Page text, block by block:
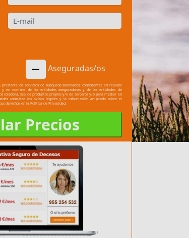
Aseguradas/os
los servicios de búsqueda solicitados, consistentes en realizar
y en nombre de las entidades aseguradoras y de las entidades de
colabora, sea de productos propios y/o de terceros y/o para mediar en
consultar los avisos legalesy la información ampliada sobre el
derechos en la Política de Privacidad.
Precios